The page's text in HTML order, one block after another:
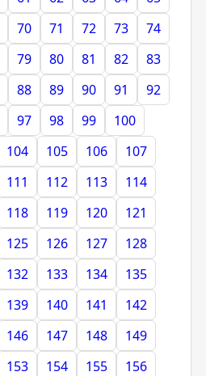
70 71 72 73
74
79 80 81 82
83
88 89 90 91
92
97 98 99
100
104 105 106
107
111 112 113
114
118 119 120
121
125 126 127
128
132 133 134
135
139 140 141
142
146 147 148
149
153 154 155
156